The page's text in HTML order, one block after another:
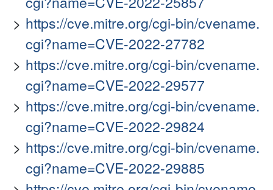
https://cve.mitre.org/cgi-bin/cvename.
cgi?name=CVE-2022-27782
https://cve.mitre.org/cgi-bin/cvename.
cgi?name=CVE-2022-29577
https://cve.mitre.org/cgi-bin/cvename.
cgi?name=CVE-2022-29824
https://cve.mitre.org/cgi-bin/cvename.
cgi?name=CVE-2022-29885